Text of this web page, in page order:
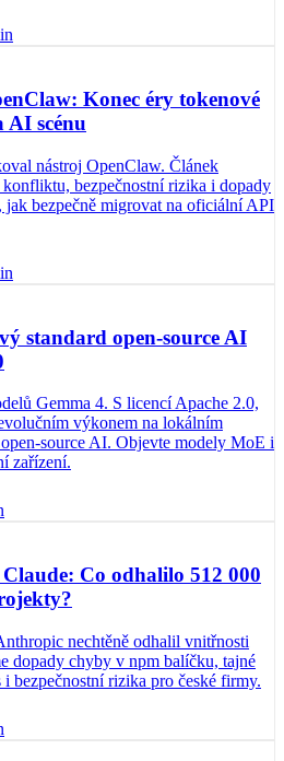
Konec éry tokenové
AI scénu
nástroj OpenClaw. Článek
bezpečnostní rizika i dopady
jak bezpečně migrovat na oficiální API
standard open-source AI
Gemma 4. S licencí Apache 2.0,
výkonem na lokálním
source AI. Objevte modely MoE i
zařízení.
Co odhalilo 512 000
nechtěně odhalil vnitřnosti
dopady chyby v npm balíčku, tajné
rizika pro české firmy.